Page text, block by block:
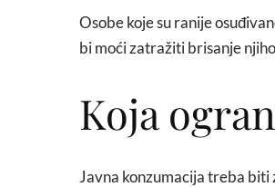
Osobe koje su ranije
bi moći zatražiti brisanje
Koja
Javna konzumacija treba biti